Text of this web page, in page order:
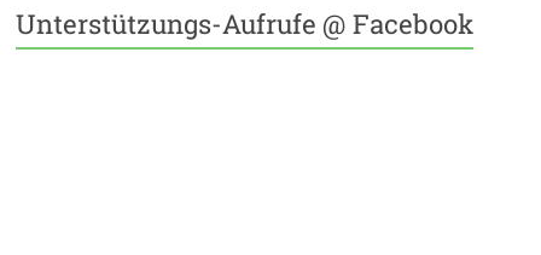
Unterstützungs-Aufrufe @ Facebook